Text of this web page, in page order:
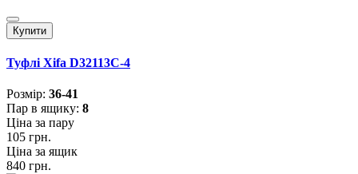
Купити
Туфлі Xifa D32113C-4
Розмiр: 36-41
Пар в ящику: 8
Ціна за пару
105 грн.
Ціна за ящик
840 грн.